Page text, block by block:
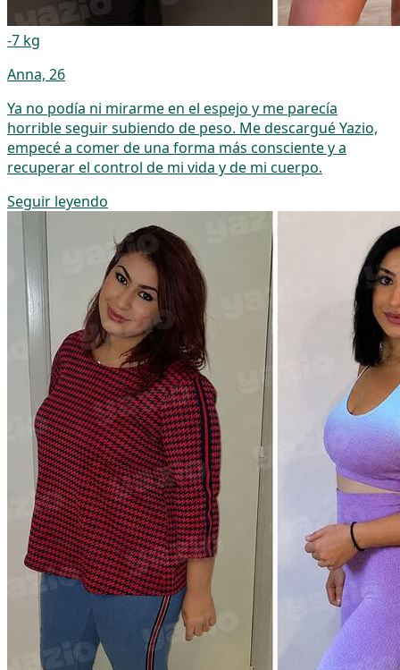
-7 kg
Anna, 26
Ya no podía ni mirarme en el espejo y me parecía
horrible seguir subiendo de peso. Me descargué Yazio,
empecé a comer de una forma más consciente y a
recuperar el control de mi vida y de mi cuerpo.
Seguir leyendo